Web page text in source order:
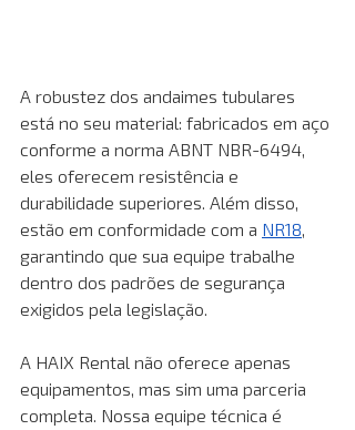
A robustez dos andaimes tubulares
está no seu material: fabricados em aço
conforme a norma ABNT NBR-6494,
eles oferecem resistência e
durabilidade superiores. Além disso,
estão em conformidade com a NR18,
garantindo que sua equipe trabalhe
dentro dos padrões de segurança
exigidos pela legislação.
A HAIX Rental não oferece apenas
equipamentos, mas sim uma parceria
completa. Nossa equipe técnica é